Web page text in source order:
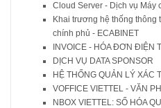
Cloud Server - Dịch vụ Máy
Khai trương hệ thống thông
chính phủ - ECABINET
INVOICE - HÓA ĐƠN ĐIỆN
DỊCH VỤ DATA SPONSOR
HỆ THỐNG QUẢN LÝ XÁC
VOFFICE VIETTEL - VĂN
NBOX VIETTEL: SỐ HÓA